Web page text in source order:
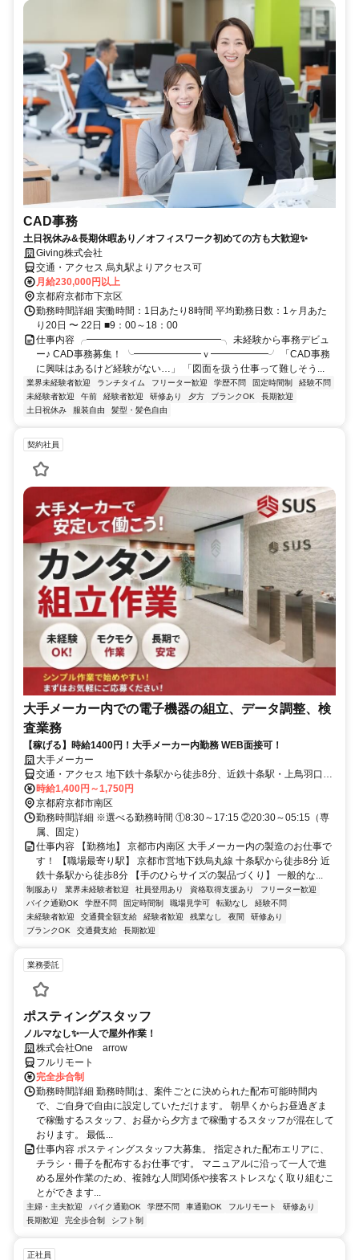
CAD事務
土日祝休み&長期休暇あり／オフィスワーク初めての方も大歓迎✨
Giving株式会社
交通・アクセス 烏丸駅よりアクセス可
月給230,000円以上
京都府京都市下京区
勤務時間詳細 実働時間：1日あたり8時間 平均勤務日数：1ヶ月あた
り20日 〜 22日 ■9：00～18：00
仕事内容 ╭━━━━━━━━━━━━━━╮ 未経験から事務デビュ
ー♪ CAD事務募集！ ╰━━━━━━━ｖ━━━━━━╯ 「CAD事務
に興味はあるけど経験がない…」 「図面を扱う仕事って難しそう...
業界未経験者歓迎 ランチタイム フリーター歓迎 学歴不問 固定時間制
経験不問
未経験者歓迎
午前 経験者歓迎 研修あり 夕方 ブランクOK
長期歓迎
土日祝休み
服装自由 髪型・髪色自由
契約社員
大手メーカー内での電子機器の組立、データ調整、検
査業務
【稼げる】時給1400円！大手メーカー内勤務 WEB面接可！
大手メーカー
交通・アクセス 地下鉄十条駅から徒歩8分、近鉄十条駅・上鳥羽口駅
から徒歩8分
時給1,400円～1,750円
京都府京都市南区
勤務時間詳細 ※選べる勤務時間 ①8:30～17:15 ②20:30～05:15（専
属、固定）
仕事内容 【勤務地】 京都市内南区 大手メーカー内の製造のお仕事で
す！ 【職場最寄り駅】 京都市営地下鉄烏丸線 十条駅から徒歩8分 近
鉄十条駅から徒歩8分 【手のひらサイズの製品づくり】 一般的な...
制服あり 業界未経験者歓迎 社員登用あり 資格取得支援あり
フリーター歓迎
バイク通勤OK
学歴不問 固定時間制 職場見学可 転勤なし
経験不問
未経験者歓迎
交通費全額支給 経験者歓迎 残業なし 夜間
研修あり
ブランクOK
交通費支給 長期歓迎
業務委託
ポスティングスタッフ
ノルマなし✨一人で屋外作業！
株式会社One arrow
フルリモート
完全歩合制
勤務時間詳細 勤務時間は、案件ごとに決められた配布可能時間内
で、ご自身で自由に設定していただけます。 朝早くからお昼過ぎま
で稼働するスタッフ、お昼から夕方まで稼働するスタッフが混在して
おります。 最低...
仕事内容 ポスティングスタッフ大募集。 指定された配布エリアに、
チラシ・冊子を配布するお仕事です。 マニュアルに沿って一人で進
める屋外作業のため、複雑な人間関係や接客ストレスなく取り組むこ
とができます...
主婦・主夫歓迎 バイク通勤OK 学歴不問 車通勤OK フルリモート
研修あり
長期歓迎
完全歩合制 シフト制
正社員